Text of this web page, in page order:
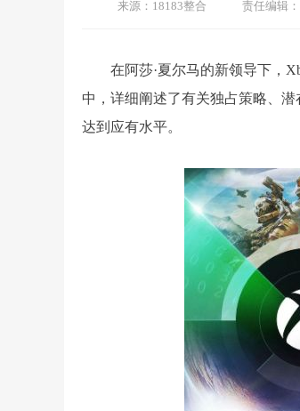
来源： 18183整合 责任编辑：
在阿莎·夏尔马的新领导下，
中，详细阐述了有关独占策略、
达到应有水平。